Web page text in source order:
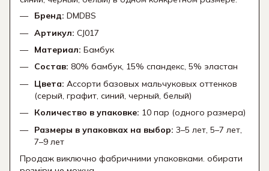
Бренд: DMDBS
Артикул: CJ017
Материал: Бамбук
Состав: 80% бамбук, 15% спандекс, 5% эластан
Цвета: Ассорти базовых мальчуковых оттенков
(серый, графит, синий, черный, белый)
Количество в упаковке: 10 пар (одного размера)
Размеры в упаковках на выбор: 3–5 лет, 5–7 лет,
7–9 лет
Продаж виключно фабричними упаковками. обирати